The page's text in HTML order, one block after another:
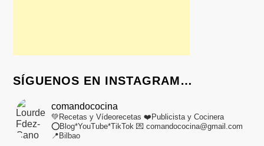
SÍGUENOS EN INSTAGRAM…
comandococina
💚Recetas y Vídeorecetas ❤️Publicista y Cocinera
⭕Blog*YouTube*TikTok 💌 comandococina@gmail.com
📍Bilbao